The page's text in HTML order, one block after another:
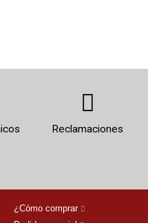
Reclamaciones
¿Cómo comprar